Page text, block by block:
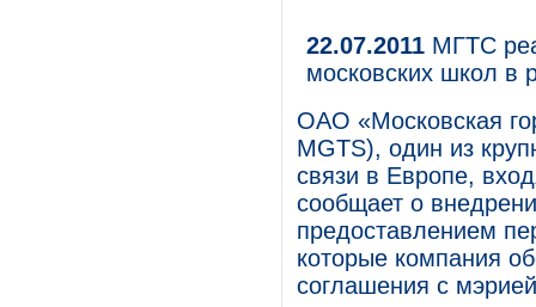
22.07.2011 МГТС
московских школ в
ОАО «Московская
MGTS), один из
связи в Европе,
сообщает о
предоставлением
которые компания
соглашения с